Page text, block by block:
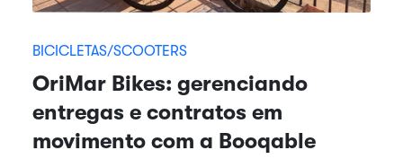
BICICLETAS/SCOOTERS
OriMar Bikes: gerenciando
entregas e contratos em
movimento com a Booqable